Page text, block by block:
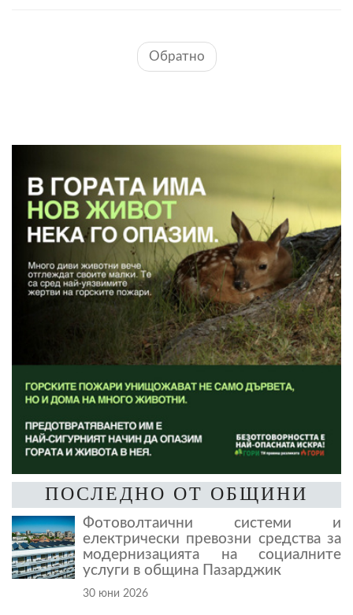
Обратно
ПОСЛЕДНО ОТ ОБЩИНИ
Фотоволтаични системи и
електрически превозни средства за
модернизацията на социалните
услуги в община Пазарджик
30 юни 2026